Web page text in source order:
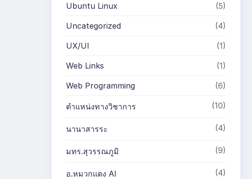
Ubuntu Linux (5)
Uncategorized (4)
UX/UI (1)
Web Links (1)
Web Programming (6)
ตำแหน่งทางวิชาการ (10)
นานาสารระ (4)
มทร.สุวรรณภูมิ (9)
อ.หมวกแดง AI (4)